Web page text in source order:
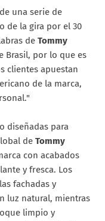
una serie de
de la gira por el 30
de Tommy
Brasil, por lo que es
clientes apuestan
de la marca,
diseñadas para
de Tommy
con acabados
y fresca. Los
fachadas y
luz natural, mientras
limpio y